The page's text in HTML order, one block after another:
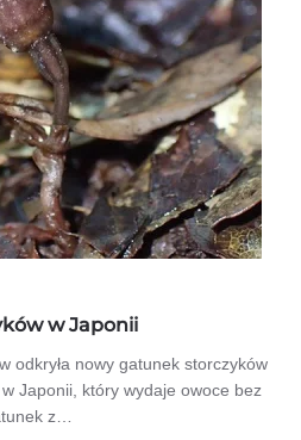
w Japonii
odkryła nowy gatunek storczyków
Japonii, który wydaje owoce bez
z…